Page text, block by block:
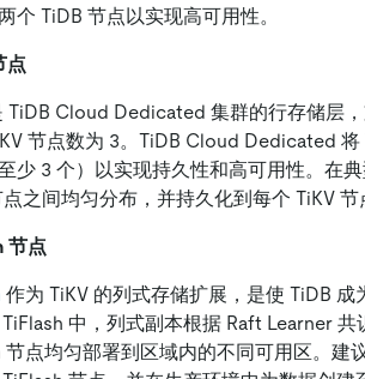
个 TiDB 节点以实现高可用性。
点
TiDB Cloud Dedicated 集群的行存储层
节点数为 3。TiDB Cloud Dedicated
少 3 个）以实现持久性和高可用性。在
之间均匀分布，并持久化到每个 TiKV 节
节点
作为 TiKV 的列式存储扩展，是使 TiDB
中，列式副本根据 Raft Learner
节点均匀部署到区域内的不同可用区。